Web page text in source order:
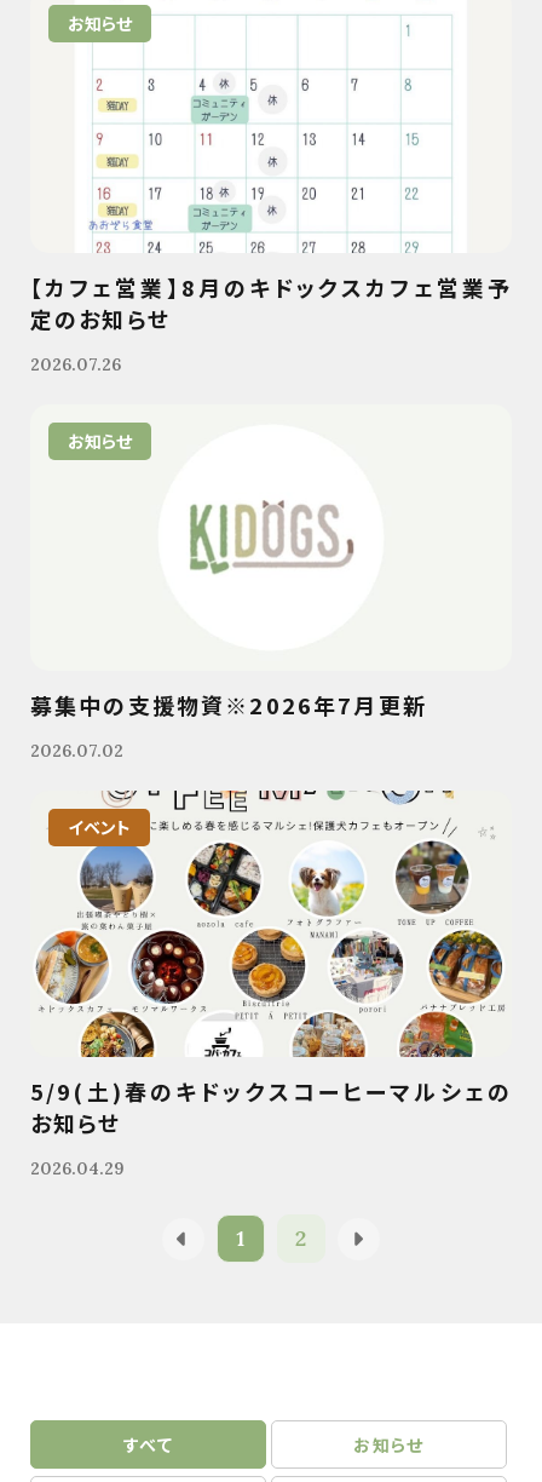
お知らせ
【カフェ営業】8月のキドックスカフェ営業予
定のお知らせ
2026.07.26
お知らせ
募集中の支援物資※2026年7月更新
2026.07.02
イベント
5/9(土)春のキドックスコーヒーマルシェの
お知らせ
2026.04.29
1 2
すべて お知らせ